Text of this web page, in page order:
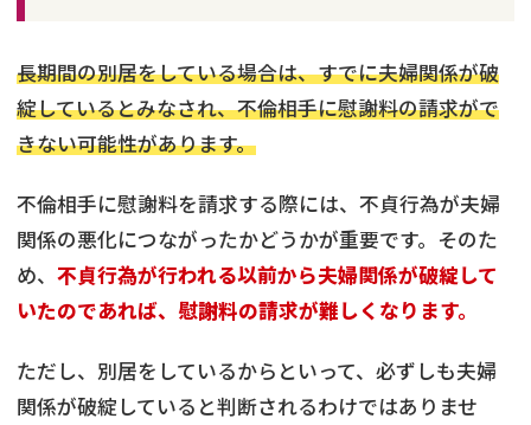
長期間の別居をしている場合は、すでに夫婦関係が破
綻しているとみなされ、不倫相手に慰謝料の請求がで
きない可能性があります。
不倫相手に慰謝料を請求する際には、不貞行為が夫婦
関係の悪化につながったかどうかが重要です。そのた
め、 不貞行為が行われる以前から夫婦関係が破綻して
いたのであれば、慰謝料の請求が難しくなります。
ただし、別居をしているからといって、必ずしも夫婦
関係が破綻していると判断されるわけではありませ